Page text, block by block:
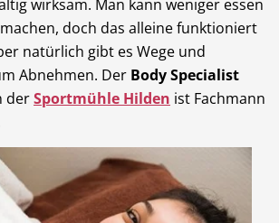
Gesundheit
wirksam. Man kann weniger essen
doch das alleine funktioniert
natürlich gibt es Wege und
Abnehmen. Der Body Specialist
derSportmühle Hilden ist Fachmann